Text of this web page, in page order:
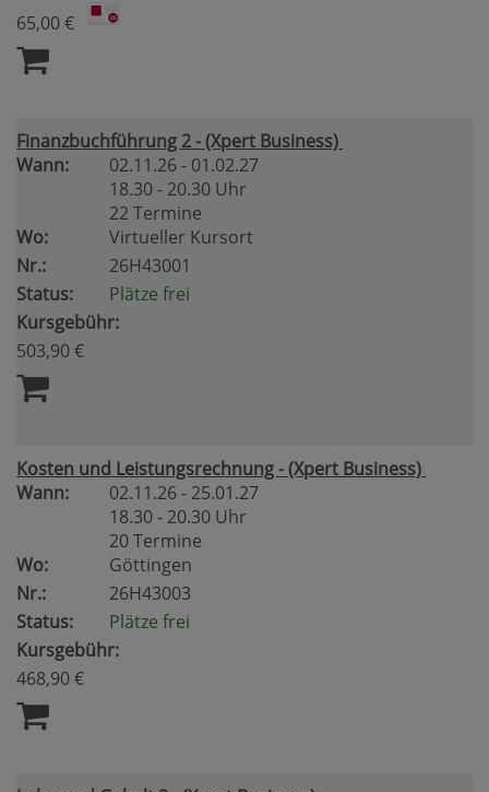
65,00 €
Finanzbuchführung 2 - (Xpert Business)
Wann:
02.11.26 - 01.02.27
18.30 - 20.30 Uhr
22 Termine
Wo:
Virtueller Kursort
Nr.:
26H43001
Status:
Plätze frei
Kursgebühr:
503,90 €
Kosten und Leistungsrechnung - (Xpert Business)
Wann:
02.11.26 - 25.01.27
18.30 - 20.30 Uhr
20 Termine
Wo:
Göttingen
Nr.:
26H43003
Status:
Plätze frei
Kursgebühr:
468,90 €